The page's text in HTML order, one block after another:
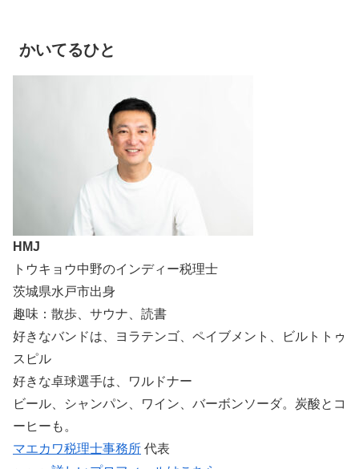
かいてるひと
HMJ
トウキョウ中野のインディー税理士
茨城県水戸市出身
趣味：散歩、サウナ、読書
好きなバンドは、ヨラテンゴ、ペイブメント、ビルトトゥ
スピル
好きな卓球選手は、ワルドナー
ビール、シャンパン、ワイン、バーボンソーダ。炭酸とコ
ーヒーも。
マエカワ税理士事務所 代表